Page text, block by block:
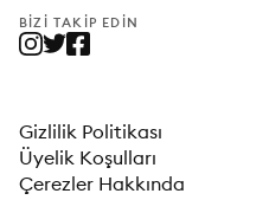
BIZI TAKIP EDIN
Gizlilik Politikası
Üyelik Koşulları
Çerezler Hakkında